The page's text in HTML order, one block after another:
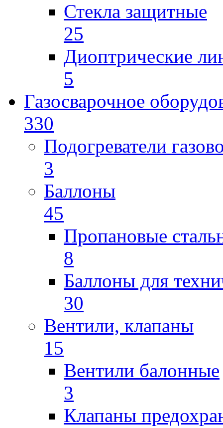
Стекла защитные
25
Диоптрические
5
Газосварочное
330
Подогреватели
3
Баллоны
45
Пропановые
8
Баллоны для
30
Вентили, клапаны
15
Вентили балонные
3
Клапаны